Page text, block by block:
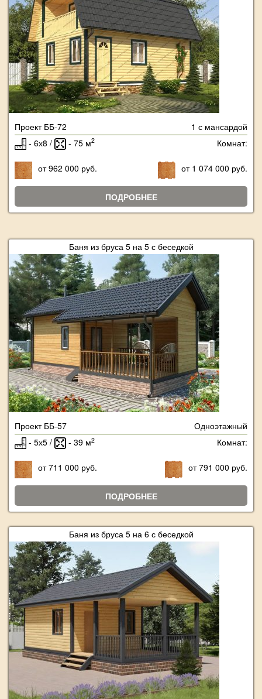
Проект ББ-72
1 с мансардой
- 6х8 /
- 75 м2 Комнат:
от 962 000 руб. от 1 074 000 руб.
ПОДРОБНЕЕ
Баня из бруса 5 на 5 с беседкой
Проект ББ-57
Одноэтажный
- 5х5 /
- 39 м2 Комнат:
от 711 000 руб. от 791 000 руб.
ПОДРОБНЕЕ
Баня из бруса 5 на 6 с беседкой